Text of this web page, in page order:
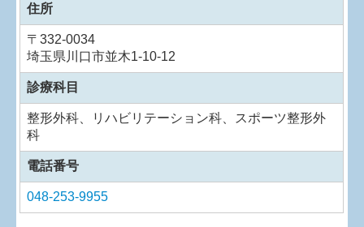
住所
〒332-0034
埼玉県川口市並木1-10-12
診療科目
整形外科、リハビリテーション科、スポーツ整形外
科
電話番号
048-253-9955